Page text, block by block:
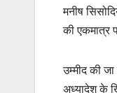
मनीष
की एकमात्र
उम्मीद की
अध्यादेश के